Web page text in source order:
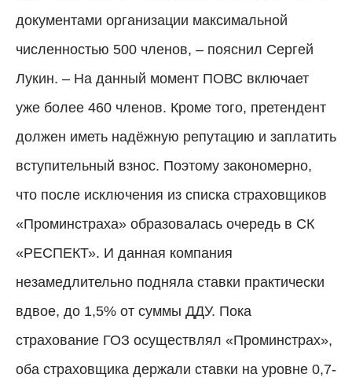
документами организации максимальной
численностью 500 членов, – пояснил Сергей
Лукин. – На данный момент ПОВС включает
уже более 460 членов. Кроме того, претендент
должен иметь надёжную репутацию и заплатить
вступительный взнос. Поэтому закономерно,
что после исключения из списка страховщиков
«Проминстраха» образовалась очередь в СК
«РЕСПЕКТ». И данная компания
незамедлительно подняла ставки практически
вдвое, до 1,5% от суммы ДДУ. Пока
страхование ГОЗ осуществлял «Проминстрах»,
оба страховщика держали ставки на уровне 0,7-